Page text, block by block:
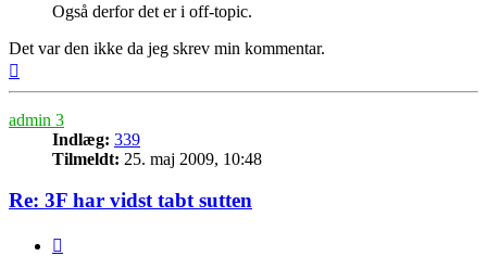
Også derfor det er i off-topic.
Det var den ikke da jeg skrev min kommentar.
admin 3
Indlæg: 339
Tilmeldt: 25. maj 2009, 10:48
Re: 3F har vidst tabt sutten